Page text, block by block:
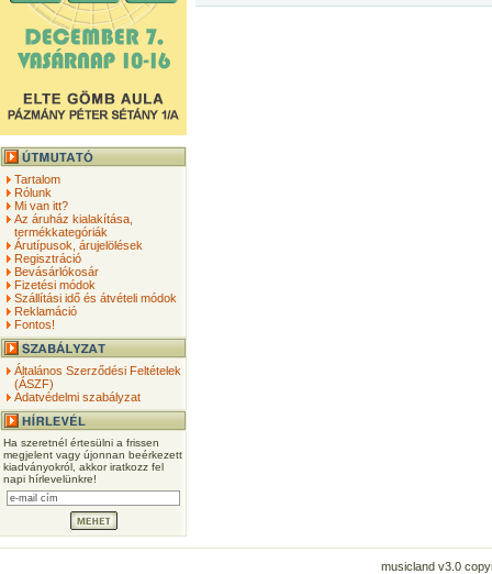
Tartalom
Rólunk
Mi van itt?
Az áruház kialakítása,
termékkategóriák
Árutípusok, árujelölések
Regisztráció
Bevásárlókosár
Fizetési módok
Szállítási idő és átvételi módok
Reklamáció
Fontos!
Általános Szerződési Feltételek
(ÁSZF)
Adatvédelmi szabályzat
Ha szeretnél értesülni a frissen
megjelent vagy újonnan beérkezett
kiadványokról, akkor iratkozz fel
napi hírlevelünkre!
musicland v3.0